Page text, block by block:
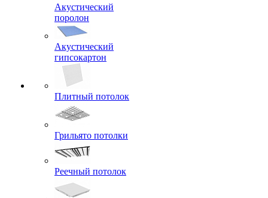
Акустический
поролон
Акустический
гипсокартон
Плитный потолок
Грильято потолки
Реечный потолок